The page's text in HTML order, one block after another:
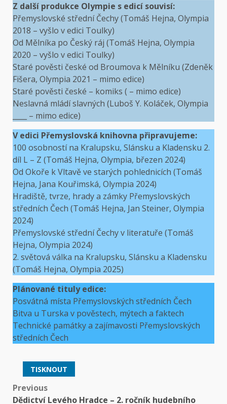
Z další produkce Olympie s edicí souvisí:
Přemyslovské střední Čechy (Tomáš Hejna, Olympia
2018 – vyšlo v edici Toulky)
Od Mělníka po Český ráj (Tomáš Hejna, Olympia
2020 – vyšlo v edici Toulky)
Staré pověsti české od Broumova k Mělníku (Zdeněk
Fišera, Olympia 2021 – mimo edice)
Staré pověsti české – komiks ( – mimo edice)
Neslavná mládí slavných (Luboš Y. Koláček, Olympia
____ – mimo edice)
V edici Přemyslovská knihovna připravujeme:
100 osobností na Kralupsku, Slánsku a Kladensku 2.
díl L – Z (Tomáš Hejna, Olympia, březen 2024)
Od Okoře k Vltavě ve starých pohlednicích (Tomáš
Hejna, Jana Kouřimská, Olympia 2024)
Hradiště, tvrze, hrady a zámky Přemyslovských
středních Čech (Tomáš Hejna, Jan Steiner, Olympia
2024)
Přemyslovské střední Čechy v literatuře (Tomáš
Hejna, Olympia 2024)
2. světová válka na Kralupsku, Slánsku a Kladensku
(Tomáš Hejna, Olympia 2025)
Plánované tituly edice:
Posvátná místa Přemyslovských středních Čech
Bitva u Turska v pověstech, mýtech a faktech
Technické památky a zajímavosti Přemyslovských
středních Čech
TISKNOUT
Post
Previous
Dědictví Levého Hradce – 2. ročník hudebního